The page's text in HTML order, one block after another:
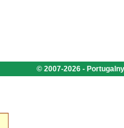
© 2007-2026 -